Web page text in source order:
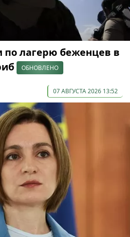
по лагерю беженцев в
ОБНОВЛЕНО
07 АВГУСТА 2026 13:52